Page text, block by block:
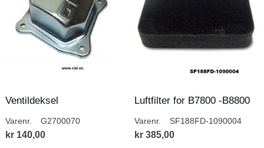
Ventildeksel
Varenr. G2700070
kr 140,00
Luftfilter for B7800 -B8800
Varenr. SF188FD-1090004
kr 385,00